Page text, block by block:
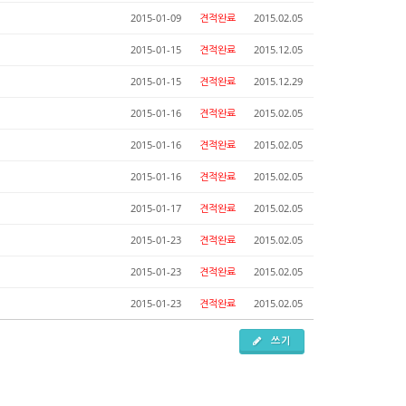
2015-01-09 견적완료 2015.02.05
2015-01-15 견적완료 2015.12.05
2015-01-15 견적완료 2015.12.29
2015-01-16 견적완료 2015.02.05
2015-01-16 견적완료 2015.02.05
2015-01-16 견적완료 2015.02.05
2015-01-17 견적완료 2015.02.05
2015-01-23 견적완료 2015.02.05
2015-01-23 견적완료 2015.02.05
2015-01-23 견적완료 2015.02.05
쓰기